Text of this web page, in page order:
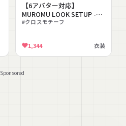
【6アバター対応】
MUROMU LOOK SETUP -む
ろむルックセットアップ-
#クロスモチーフ
1,344 衣装
Sponsored